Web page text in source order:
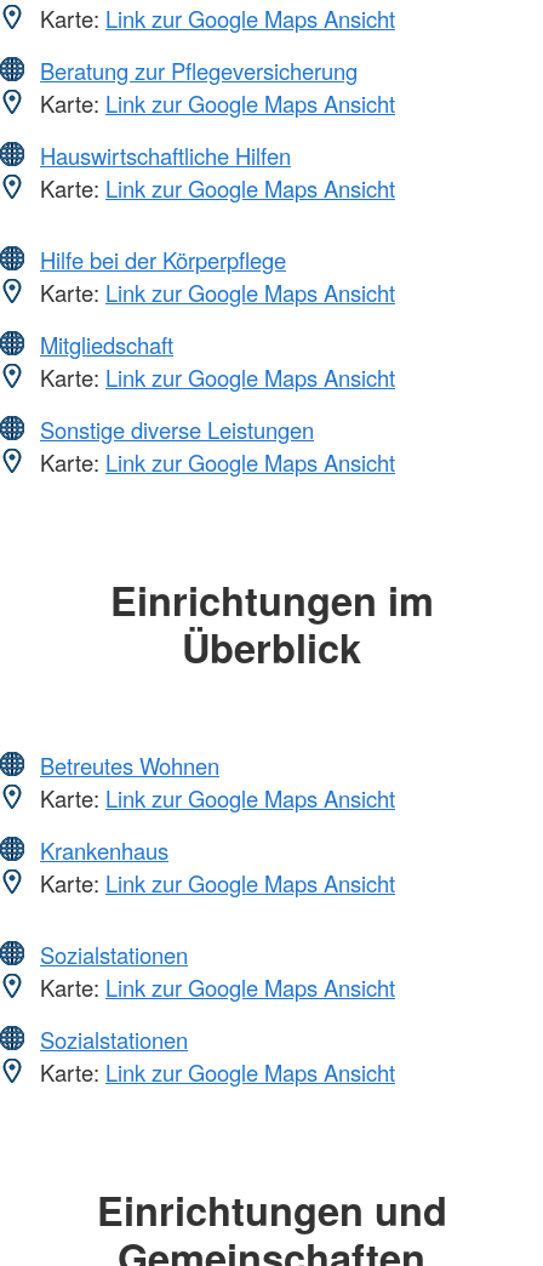
Karte: Link zur Google Maps Ansicht
Beratung zur Pflegeversicherung
Karte: Link zur Google Maps Ansicht
Hauswirtschaftliche Hilfen
Karte: Link zur Google Maps Ansicht
Hilfe bei der Körperpflege
Karte: Link zur Google Maps Ansicht
Mitgliedschaft
Karte: Link zur Google Maps Ansicht
Sonstige diverse Leistungen
Karte: Link zur Google Maps Ansicht
Einrichtungen im
Überblick
Betreutes Wohnen
Karte: Link zur Google Maps Ansicht
Krankenhaus
Karte: Link zur Google Maps Ansicht
Sozialstationen
Karte: Link zur Google Maps Ansicht
Sozialstationen
Karte: Link zur Google Maps Ansicht
Einrichtungen und